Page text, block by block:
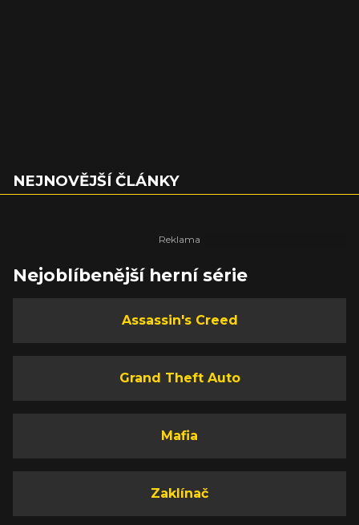
NEJNOVĚJŠÍ ČLÁNKY
Nejoblíbenější herní série
Assassin's Creed
Grand Theft Auto
Mafia
Zaklínač